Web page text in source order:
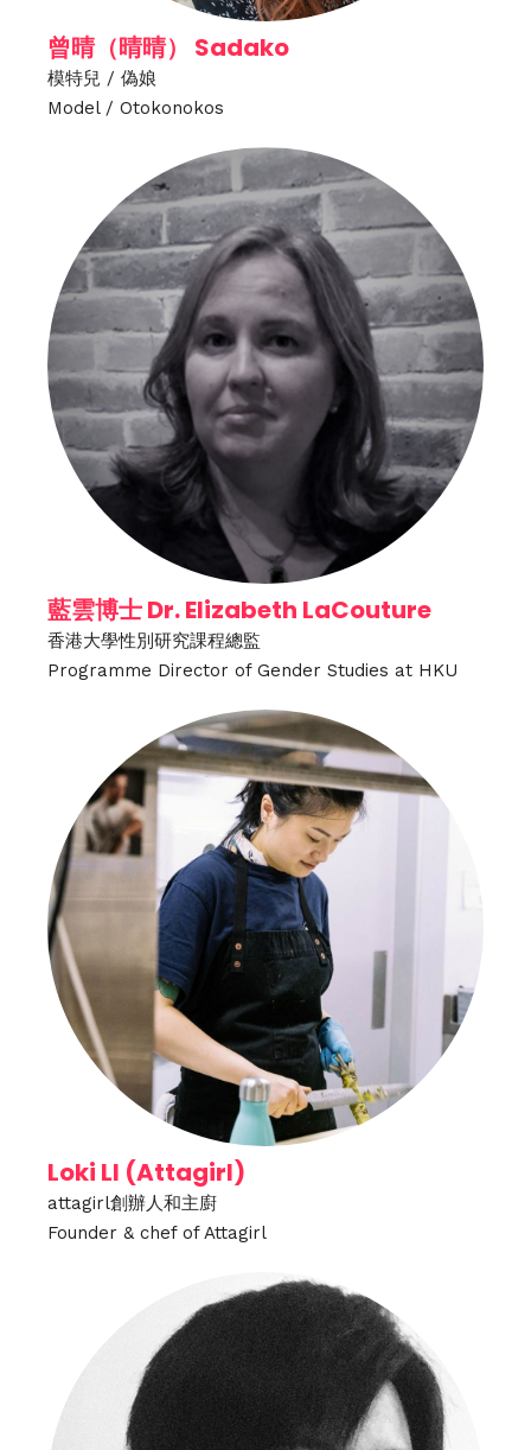
曾晴（晴晴） Sadako
模特兒 / 偽娘
Model / Otokonokos
藍雲博士 Dr. Elizabeth LaCouture
香港大學性別研究課程總監
Programme Director of Gender Studies at HKU
Loki LI (Attagirl)
attagirl創辦人和主廚
Founder & chef of Attagirl